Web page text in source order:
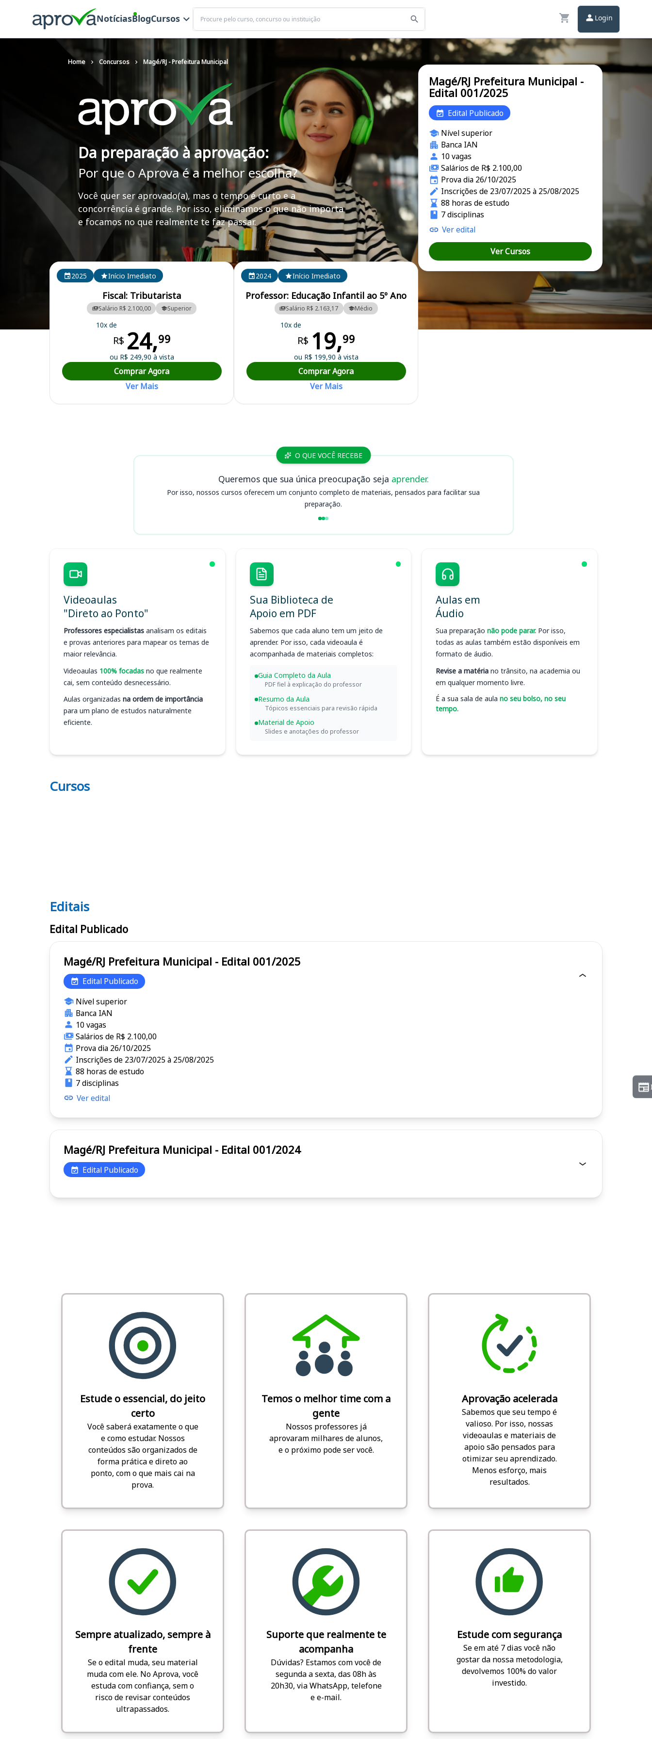
NotíciasBlogCursos
Buscar
Login
Home Concursos Magé/RJ - Prefeitura Municipal
Da preparação à aprovação:
Por que o Aprova é a melhor escolha?
Você quer ser aprovado(a), mas o tempo é curto e a
concorrência é grande. Por isso, eliminamos o que não importa
e focamos no que realmente te faz passar.
Curso Preparatório para o Concurso Magé/RJ - Prefeitura Municipal
Cursos em destaque para passar no concurso
2025
Início Imediato
Fiscal: Tributarista
Salário R$ 2.100,00 Superior
10x de
R$ 24,99
ou R$ 249,90 à vista
Comprar Agora
Ver Mais
2024 Início Imediato
Professor: Educação Infantil ao 5º Ano
Salário R$ 2.163,17 Médio
10x de
R$ 19,99
ou R$ 199,90 à vista
Comprar Agora
Ver Mais
Magé/RJ Prefeitura Municipal -
Edital 001/2025
Edital Publicado
Nível superior
Banca IAN
10 vagas
Salários de R$ 2.100,00
Prova dia 26/10/2025
Inscrições de 23/07/2025 à 25/08/2025
88 horas de estudo
7 disciplinas
Ver edital
Ver Cursos
O QUE VOCÊ RECEBE
Queremos que sua única preocupação seja aprender.
Por isso, nossos cursos oferecem um conjunto completo de materiais, pensados para facilitar sua
preparação.
Videoaulas
"Direto ao Ponto"
Professores especialistas analisam os editais
e provas anteriores para mapear os temas de
maior relevância.
Videoaulas 100% focadas no que realmente
cai, sem conteúdo desnecessário.
Aulas organizadas na ordem de importância
para um plano de estudos naturalmente
eficiente.
Sua Biblioteca de
Apoio em PDF
Sabemos que cada aluno tem um jeito de
aprender. Por isso, cada videoaula é
acompanhada de materiais completos:
Guia Completo da Aula
PDF fiel à explicação do professor
Resumo da Aula
Tópicos essenciais para revisão rápida
Material de Apoio
Slides e anotações do professor
Aulas em
Áudio
Sua preparação não pode parar. Por isso,
todas as aulas também estão disponíveis em
formato de áudio.
Revise a matéria no trânsito, na academia ou
em qualquer momento livre.
É a sua sala de aula no seu bolso, no seu
tempo.
Cursos
Editais
Editais
Edital Publicado
Magé/RJ Prefeitura Municipal - Edital 001/2025
Edital Publicado
Nível superior
Banca IAN
10 vagas
Salários de R$ 2.100,00
Prova dia 26/10/2025
Inscrições de 23/07/2025 à 25/08/2025
88 horas de estudo
7 disciplinas
Ver edital
Magé/RJ Prefeitura Municipal - Edital 001/2024
Edital Publicado
Estude o essencial, do jeito
certo
Você saberá exatamente o que
e como estudar. Nossos
conteúdos são organizados de
forma prática e direto ao
ponto, com o que mais cai na
prova.
Temos o melhor time com a
gente
Nossos professores já
aprovaram milhares de alunos,
e o próximo pode ser você.
Aprovação acelerada
Sabemos que seu tempo é
valioso. Por isso, nossas
videoaulas e materiais de
apoio são pensados para
otimizar seu aprendizado.
Menos esforço, mais
resultados.
Sempre atualizado, sempre à
frente
Se o edital muda, seu material
muda com ele. No Aprova, você
estuda com confiança, sem o
risco de revisar conteúdos
ultrapassados.
Suporte que realmente te
acompanha
Dúvidas? Estamos com você de
segunda a sexta, das 08h às
20h30, via WhatsApp, telefone
e e-mail.
Estude com segurança
Se em até 7 dias você não
gostar da nossa metodologia,
devolvemos 100% do valor
investido.